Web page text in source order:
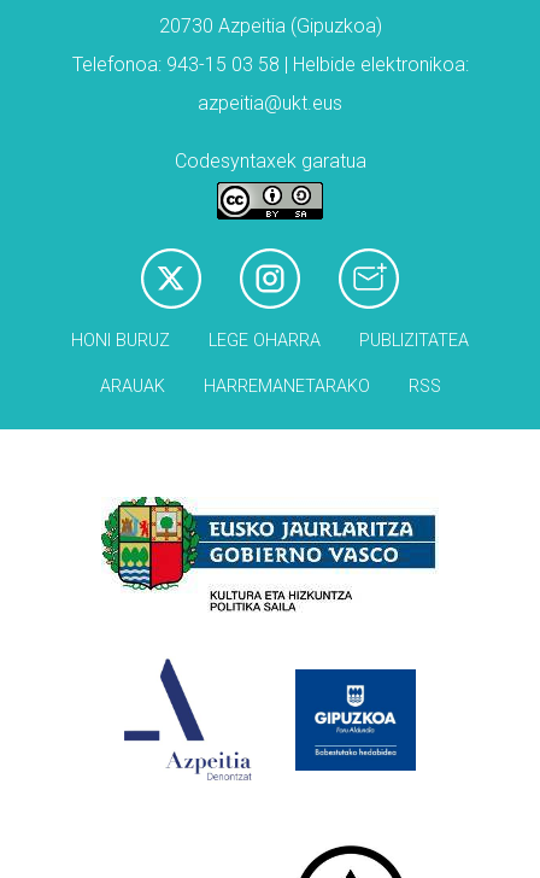
20730 Azpeitia (Gipuzkoa)
Telefonoa: 943-15 03 58 | Helbide elektronikoa:
azpeitia@ukt.eus
Codesyntaxek garatua
HONI BURUZ LEGE OHARRA PUBLIZITATEA
ARAUAK HARREMANETARAKO RSS